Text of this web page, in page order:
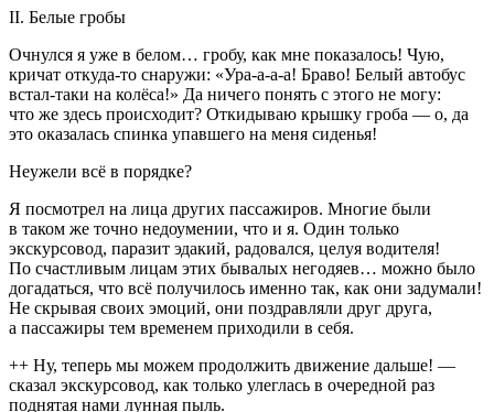
II. Белые гробы
Очнулся я уже в белом… гробу, как мне показалось! Чую,
кричат откуда-то снаружи: «Ура-а-а-а! Браво! Белый автобус
встал-таки на колёса!» Да ничего понять с этого не могу:
что же здесь происходит? Откидываю крышку гроба — о, да
это оказалась спинка упавшего на меня сиденья!
Неужели всё в порядке?
Я посмотрел на лица других пассажиров. Многие были
в таком же точно недоумении, что и я. Один только
экскурсовод, паразит эдакий, радовался, целуя водителя!
По счастливым лицам этих бывалых негодяев… можно было
догадаться, что всё получилось именно так, как они задумали!
Не скрывая своих эмоций, они поздравляли друг друга,
а пассажиры тем временем приходили в себя.
++ Ну, теперь мы можем продолжить движение дальше! —
сказал экскурсовод, как только улеглась в очередной раз
поднятая нами лунная пыль.